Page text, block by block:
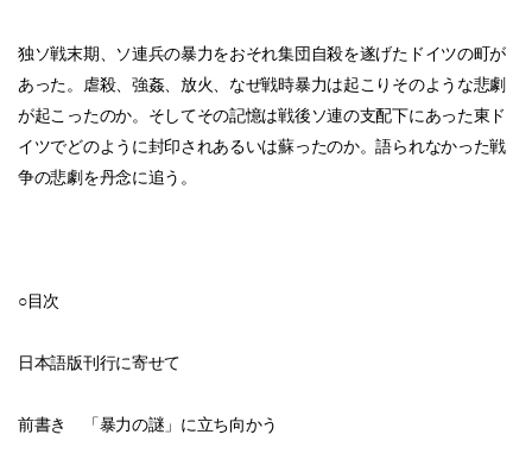
独ソ戦末期、ソ連兵の暴力をおそれ集団自殺を遂げたドイツの町が
あった。虐殺、強姦、放火、なぜ戦時暴力は起こりそのような悲劇
が起こったのか。そしてその記憶は戦後ソ連の支配下にあった東ド
イツでどのように封印されあるいは蘇ったのか。語られなかった戦
争の悲劇を丹念に追う。
○目次
日本語版刊行に寄せて
前書き 「暴力の謎」に立ち向かう